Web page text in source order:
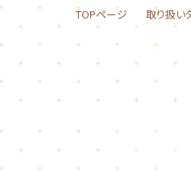
TOPページ 取り扱い